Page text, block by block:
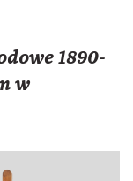
1890-
w